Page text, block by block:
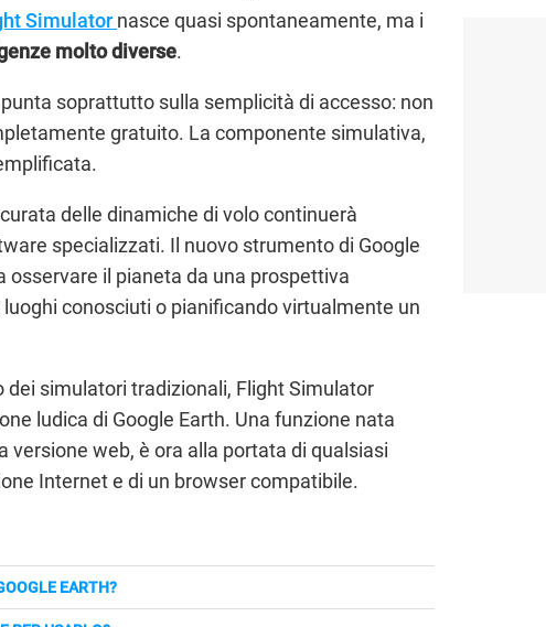
Simulator nasce quasi spontaneamente, ma i
molto diverse.
soprattutto sulla semplicità di accesso: non
gratuito. La componente simulativa,
delle dinamiche di volo continuerà
specializzati. Il nuovo strumento di Google
osservare il pianeta da una prospettiva
conosciuti o pianificando virtualmente un
dei simulatori tradizionali, Flight Simulator
ludica di Google Earth. Una funzione nata
versione web, è ora alla portata di qualsiasi
Internet e di un browser compatibile.
EARTH?
permette di sorvolare il pianeta usando immagini